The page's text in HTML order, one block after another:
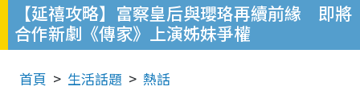
【延禧攻略】富察皇后與瓔珞再續前緣 即將
合作新劇《傳家》上演姊妹爭權
首頁 生活話題 熱話